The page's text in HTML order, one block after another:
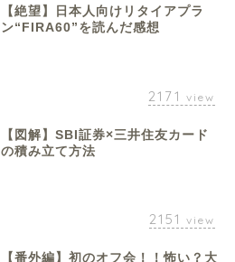
【絶望】日本人向けリタイアプラ
ン“FIRA60”を読んだ感想
2171 view
【図解】SBI証券×三井住友カード
の積み立て方法
2151 view
【番外編】初のオフ会！！怖い？大